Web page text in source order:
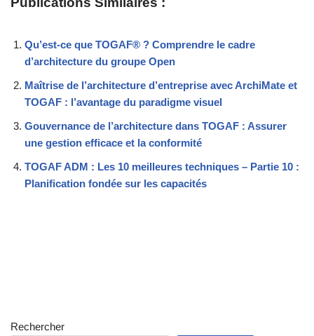
Qu’est-ce que TOGAF® ? Comprendre le cadre
d’architecture du groupe Open
Maîtrise de l’architecture d’entreprise avec ArchiMate et
TOGAF : l’avantage du paradigme visuel
Gouvernance de l’architecture dans TOGAF : Assurer
une gestion efficace et la conformité
TOGAF ADM : Les 10 meilleures techniques – Partie 10 :
Planification fondée sur les capacités
Rechercher